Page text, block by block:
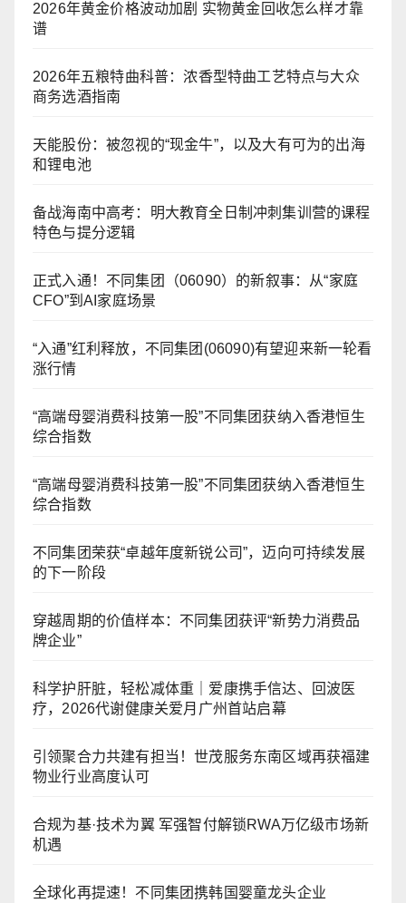
2026年黄金价格波动加剧 实物黄金回收怎么样才靠
谱
2026年五粮特曲科普：浓香型特曲工艺特点与大众
商务选酒指南
天能股份：被忽视的“现金牛”，以及大有可为的出海
和锂电池
备战海南中高考：明大教育全日制冲刺集训营的课程
特色与提分逻辑
正式入通！不同集团（06090）的新叙事：从“家庭
CFO”到AI家庭场景
“入通”红利释放，不同集团(06090)有望迎来新一轮看
涨行情
“高端母婴消费科技第一股”不同集团获纳入香港恒生
综合指数
“高端母婴消费科技第一股”不同集团获纳入香港恒生
综合指数
不同集团荣获“卓越年度新锐公司”，迈向可持续发展
的下一阶段
穿越周期的价值样本：不同集团获评“新势力消费品
牌企业”
科学护肝脏，轻松减体重｜爱康携手信达、回波医
疗，2026代谢健康关爱月广州首站启幕
引领聚合力共建有担当！世茂服务东南区域再获福建
物业行业高度认可
合规为基·技术为翼 军强智付解锁RWA万亿级市场新
机遇
全球化再提速！不同集团携韩国婴童龙头企业